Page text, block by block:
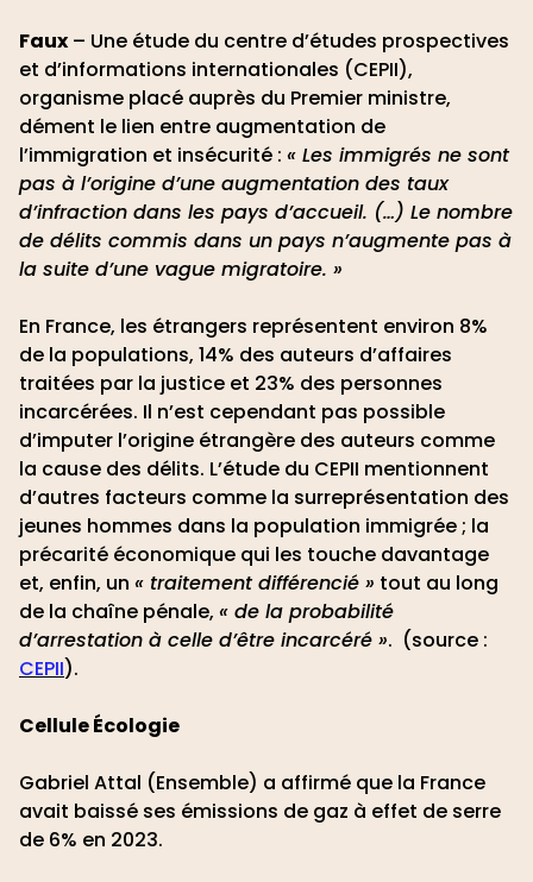
Faux – Une étude du centre d’études prospectives
et d’informations internationales (CEPII),
organisme placé auprès du Premier ministre,
dément le lien entre augmentation de
l’immigration et insécurité : « Les immigrés ne sont
pas à l’origine d’une augmentation des taux
d’infraction dans les pays d’accueil. (…) Le nombre
de délits commis dans un pays n’augmente pas à
la suite d’une vague migratoire. »
En France, les étrangers représentent environ 8%
de la populations, 14% des auteurs d’affaires
traitées par la justice et 23% des personnes
incarcérées. Il n’est cependant pas possible
d’imputer l’origine étrangère des auteurs comme
la cause des délits. L’étude du CEPII mentionnent
d’autres facteurs comme la surreprésentation des
jeunes hommes dans la population immigrée ; la
précarité économique qui les touche davantage
et, enfin, un « traitement différencié » tout au long
de la chaîne pénale, « de la probabilité
d’arrestation à celle d’être incarcéré ». (source :
CEPII).
Cellule Écologie
Gabriel Attal (Ensemble) a affirmé que la France
avait baissé ses émissions de gaz à effet de serre
de 6% en 2023.